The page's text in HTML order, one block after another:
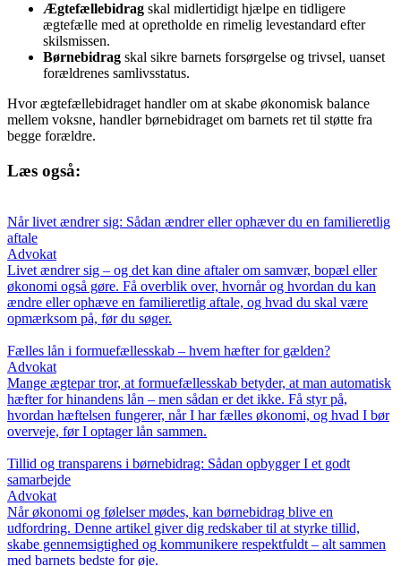
Ægtefællebidrag skal midlertidigt hjælpe en tidligere
ægtefælle med at opretholde en rimelig levestandard efter
skilsmissen.
Børnebidrag skal sikre barnets forsørgelse og trivsel, uanset
forældrenes samlivsstatus.
Hvor ægtefællebidraget handler om at skabe økonomisk balance
mellem voksne, handler børnebidraget om barnets ret til støtte fra
begge forældre.
Læs også:
Når livet ændrer sig: Sådan ændrer eller ophæver du en familieretlig
aftale
Advokat
Livet ændrer sig – og det kan dine aftaler om samvær, bopæl eller
økonomi også gøre. Få overblik over, hvornår og hvordan du kan
ændre eller ophæve en familieretlig aftale, og hvad du skal være
opmærksom på, før du søger.
Fælles lån i formuefællesskab – hvem hæfter for gælden?
Advokat
Mange ægtepar tror, at formuefællesskab betyder, at man automatisk
hæfter for hinandens lån – men sådan er det ikke. Få styr på,
hvordan hæftelsen fungerer, når I har fælles økonomi, og hvad I bør
overveje, før I optager lån sammen.
Tillid og transparens i børnebidrag: Sådan opbygger I et godt
samarbejde
Advokat
Når økonomi og følelser mødes, kan børnebidrag blive en
udfordring. Denne artikel giver dig redskaber til at styrke tillid,
skabe gennemsigtighed og kommunikere respektfuldt – alt sammen
med barnets bedste for øje.